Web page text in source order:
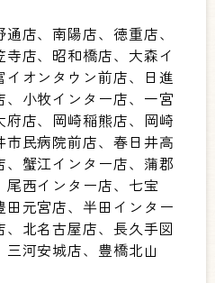
店、南陽店、徳重店、
店、昭和橋店、大森イ
オンタウン前店、日進
小牧インター店、一宮
店、岡崎稲熊店、岡崎
民病院前店、春日井高
蟹江インター店、蒲郡
西インター店、七宝
元宮店、半田インター
北名古屋店、長久手図
河安城店、豊橋北山